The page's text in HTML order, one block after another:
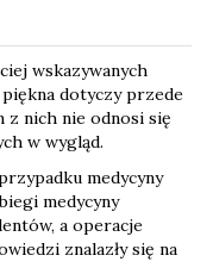
wskazywanych
dotyczy przede
z nich nie odnosi się
w wygląd.
medycyny
medycyny
a operacje
znalazły się na